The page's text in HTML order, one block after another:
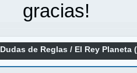
gracias!
Dudas de Reglas / El Rey Planeta